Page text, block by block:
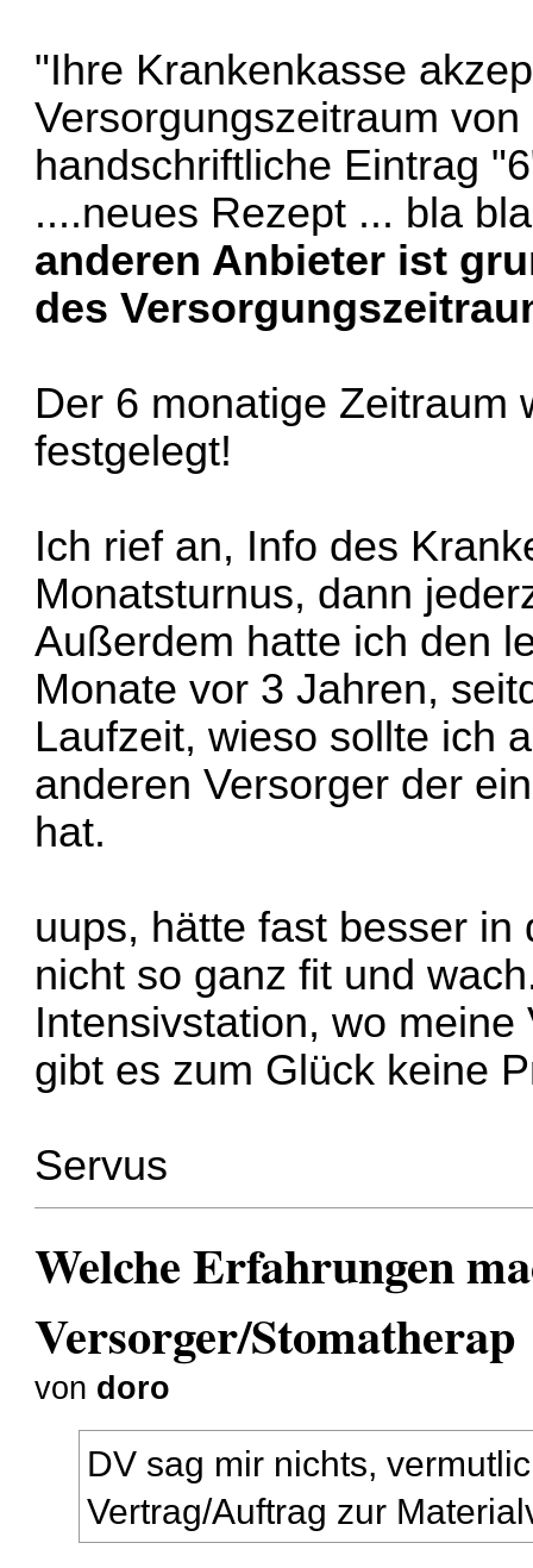
"Ihre Krankenkasse
Versorgungszeitraum
handschriftliche Eintrag
....neues Rezept ... bla
anderen Anbieter ist
des
Der 6 monatige Zeitraum
festgelegt!
Ich rief an, Info des
Monatsturnus, dann
Außerdem hatte ich den
Monate vor 3 Jahren,
Laufzeit, wieso sollte ich
anderen Versorger der
hat.
uups, hätte fast besser
nicht so ganz fit und
Intensivstation, wo
gibt es zum Glück keine
Servus
Welche Erfahrungen
Versorger/Stomatherap
von doro
DV sag mir nichts,
Vertrag/Auftrag zur